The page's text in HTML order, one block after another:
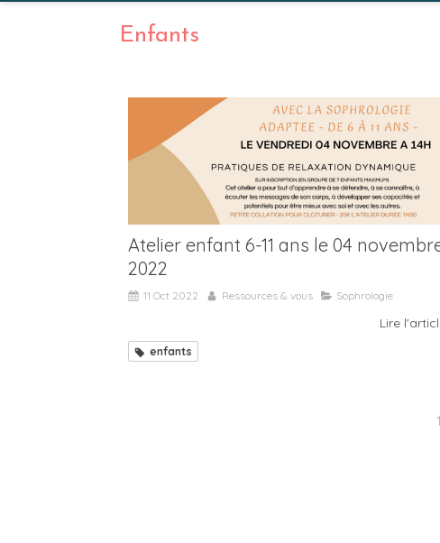
Enfants
Atelier enfant 6-11 ans le 04
2022
11 Oct 2022 Ressources & vous Sophrologie
Lire
enfants